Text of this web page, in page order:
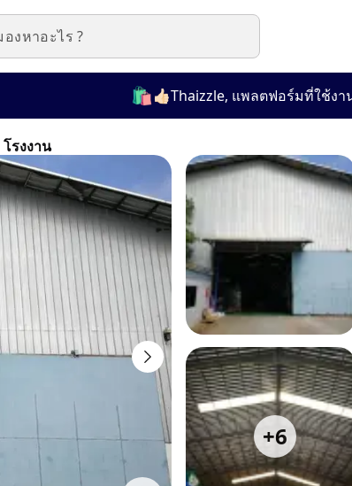
👍🏻Thaizzle, แพลตฟอร์มที่ใช้งานง่า
โรงงาน
+6